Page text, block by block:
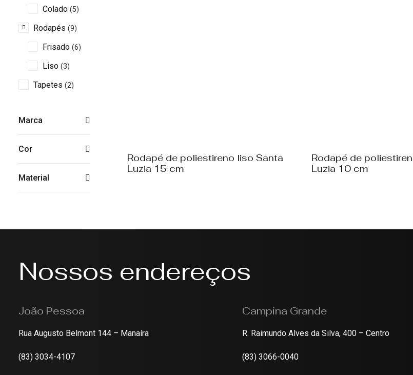
Colado (5)
Rodapés (9)
Frisado (6)
Liso (3)
Tapetes (2)
Marca
Cor
Material
Rodapé de poliestireno liso Santa
Luzia 15 cm
Rodapé de
Luzia 10 cm
Nossos endereços
João Pessoa
Rua Augusto Belmont 144 – Manaíra
(83) 3034-4107
Campina Grande
R. Raimundo Alves da Silva, 400 – Centro
(83) 3066-0040